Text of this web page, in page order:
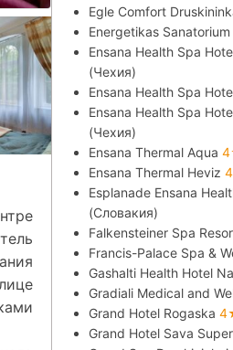
Egle Comfort
Energetikas Sanatorium
Ensana Health Spa
(Чехия)
Ensana Health Spa
Ensana Health Spa
(Чехия)
Ensana Thermal Aqua
Ensana Thermal Heviz
Esplanade Ensana
(Словакия)
Falkensteiner Spa
Francis-Palace Spa &
Gashalti Health Hotel
Gradiali Medical and
Grand Hotel Rogaska
Grand Hotel Sava